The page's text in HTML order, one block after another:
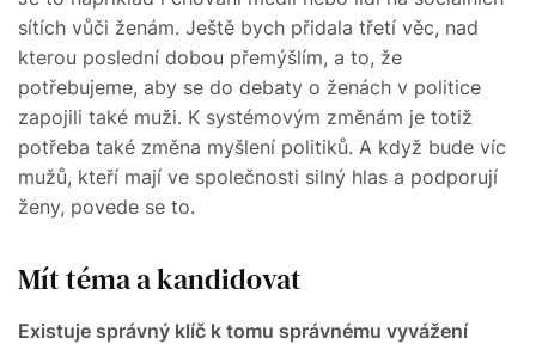
sítích vůči ženám. Ještě bych přidala třetí věc, nad
kterou poslední dobou přemýšlím, a to, že
potřebujeme, aby se do debaty o ženách v politice
zapojili také muži. K systémovým změnám je totiž
potřeba také změna myšlení politiků. A když bude víc
mužů, kteří mají ve společnosti silný hlas a podporují
ženy, povede se to.
Mít téma a kandidovat
Existuje správný klíč k tomu správnému vyvážení